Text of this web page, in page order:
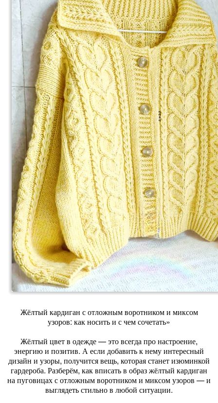
Жёлтый кардиган с отложным воротником и миксом
узоров: как носить и с чем сочетать»
Жёлтый цвет в одежде — это всегда про настроение,
энергию и позитив. А если добавить к нему интересный
дизайн и узоры, получится вещь, которая станет изюминкой
гардероба. Разберём, как вписать в образ жёлтый кардиган
на пуговицах с отложным воротником и миксом узоров — и
выглядеть стильно в любой ситуации.